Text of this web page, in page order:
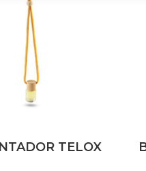
TELOX